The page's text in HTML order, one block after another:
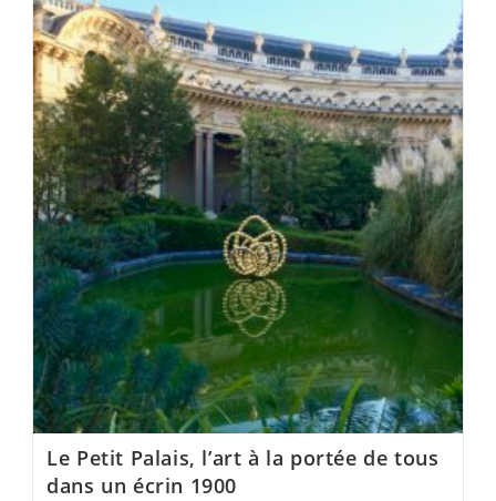
Le Petit Palais, l’art à la portée de tous
dans un écrin 1900